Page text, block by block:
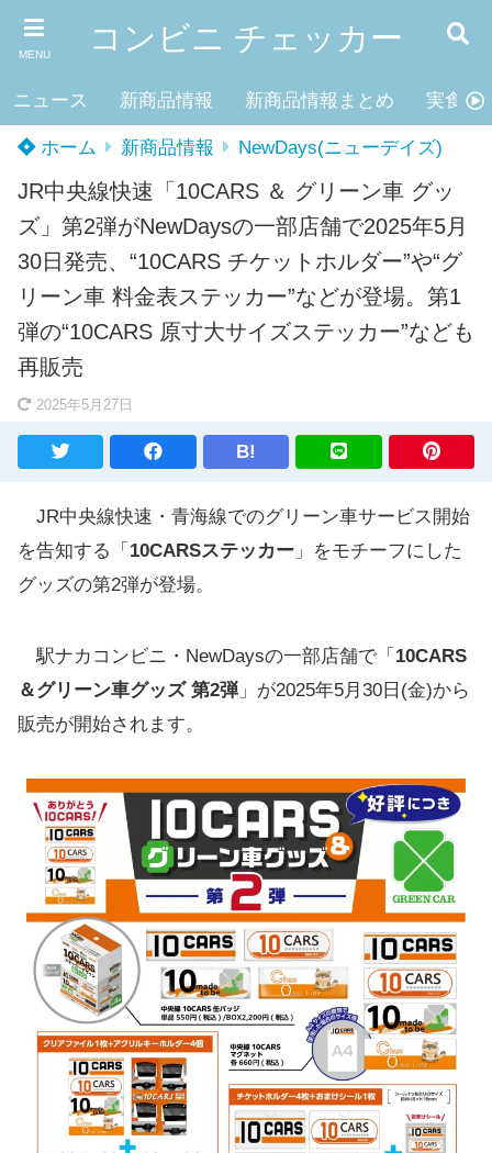
MENU コンビニ チェッカー
ニュース 新商品情報 新商品情報まとめ 実食レ
ホーム 新商品情報 NewDays(ニューデイズ)
JR中央線快速「10CARS ＆ グリーン車 グッ
ズ」第2弾がNewDaysの一部店舗で2025年5月
30日発売、“10CARS チケットホルダー”や“グ
リーン車 料金表ステッカー”などが登場。第1
弾の“10CARS 原寸大サイズステッカー”なども
再販売
2025年5月27日
B!
JR中央線快速・青海線でのグリーン車サービス開始
を告知する「 10CARSステッカー 」をモチーフにした
グッズの第2弾が登場。
駅ナカコンビニ・NewDaysの一部店舗で「 10CARS
＆グリーン車グッズ 第2弾」が2025年5月30日(金)から
販売が開始されます。